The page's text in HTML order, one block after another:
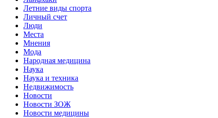
Летние виды спорта
Личный счет
Люди
Места
Мнения
Мода
Народная медицина
Наука
Наука и техника
Недвижимость
Новости
Новости ЗОЖ
Новости медицины